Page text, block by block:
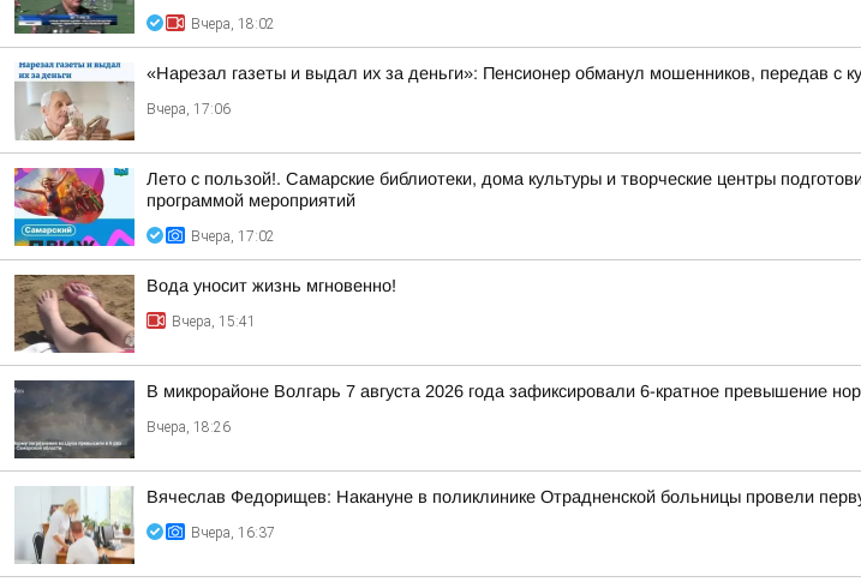
Вчера, 18:02
«Нарезал газеты и выдал их за деньги»: Пенсионер обманул мошенников, передав с
Вчера, 17:06
Лето с пользой!. Самарские библиотеки, дома культуры и творческие центры
программой мероприятий
Вчера, 17:02
Вода уносит жизнь мгновенно!
Вчера, 15:41
В микрорайоне Волгарь 7 августа 2026 года зафиксировали 6-кратное превышение
Вчера, 18:26
Вячеслав Федорищев: Накануне в поликлинике Отрадненской больницы провели
Вчера, 16:37